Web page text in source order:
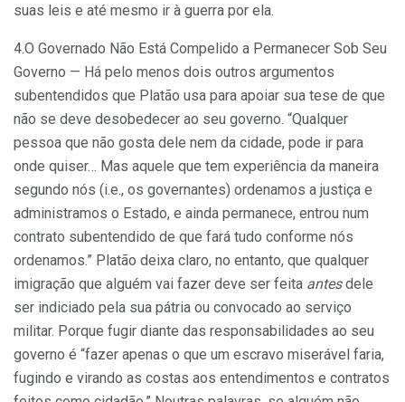
suas leis e até mesmo ir à guerra por ela.
4.O Governado Não Está Compelido a Permanecer Sob Seu
Governo — Há pelo menos dois outros argumentos
subentendidos que Platão usa para apoiar sua tese de que
não se deve desobedecer ao seu governo. “Qualquer
pessoa que não gosta dele nem da cidade, pode ir para
onde quiser… Mas aquele que tem experiência da maneira
segundo nós (i.e., os governantes) ordenamos a justiça e
administramos o Estado, e ainda permanece, entrou num
contrato subentendido de que fará tudo conforme nós
ordenamos.” Platão deixa claro, no entanto, que qualquer
imigração que alguém vai fazer deve ser feita antesdele
ser indiciado pela sua pátria ou convocado ao serviço
militar. Porque fugir diante das responsabilidades ao seu
governo é “fazer apenas o que um escravo miserável faria,
fugindo e virando as costas aos entendimentos e contratos